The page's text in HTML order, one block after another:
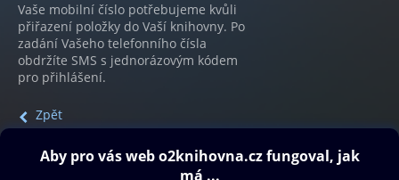
Vaše mobilní číslo potřebujeme kvůli
přiřazení položky do Vaší knihovny. Po
zadání Vašeho telefonního čísla
obdržíte SMS s jednorázovým kódem
pro přihlášení.
Zpět